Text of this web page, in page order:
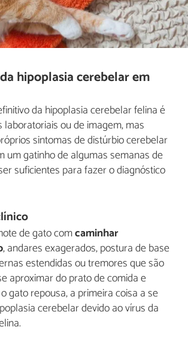
hipoplasia cerebelar em
da hipoplasia cerebelar felina é
ou de imagem, mas
sintomas de distúrbio cerebelar
um gatinho de algumas semanas de
suficientes para fazer o diagnóstico
de gato comcaminhar
, andares exagerados, postura de base
estendidas ou tremores que são
aproximar do prato de comida e
gato repousa, a primeira coisa a se
cerebelar devido ao vírus da